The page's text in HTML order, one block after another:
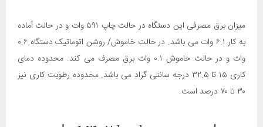
میزان برق مصرفی این دستگاه در حالت چاپ ۵۹۱ وات و در حالت آماده
به کار ۶.۱ وات می باشد. در حالت خاموش/ روشن اتوماتیک دستگاه ۰.۶
وات و در حالت خاموش ۰.۱ وات برق مصرف می کند. محدوده دمای
کاری ۱۵ تا ۳۲.۵ درجه سانتی گراد می باشد. محدوده رطوبت کاری نیز
۳۰ تا ۷۰ درصد است.